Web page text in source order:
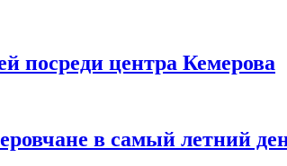
посреди центра Кемерова
в самый летний